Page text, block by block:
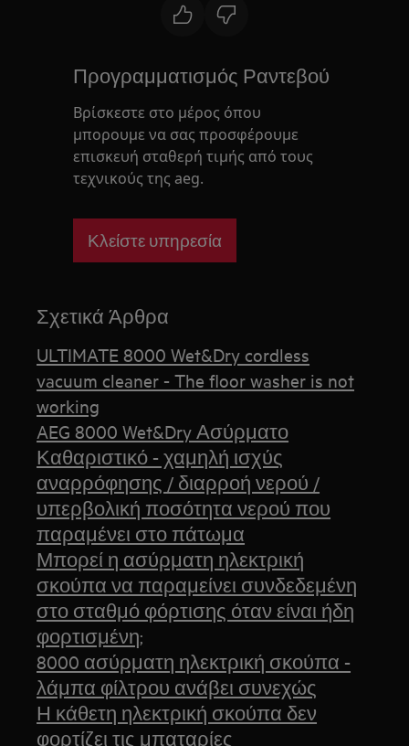
Προγραμματισμός Ραντεβού
Βρίσκεστε στο μέρος όπου
μπορουμε να σας προσφέρουμε
επισκευή σταθερή τιμής από τους
τεχνικούς της aeg.
Κλείστε υπηρεσία
Σχετικά Άρθρα
ULTIMATE 8000 Wet&Dry cordless
vacuum cleaner - The floor washer is not
working
AEG 8000 Wet&Dry Ασύρματο
Καθαριστικό - χαμηλή ισχύς
αναρρόφησης / διαρροή νερού /
υπερβολική ποσότητα νερού που
παραμένει στο πάτωμα
Μπορεί η ασύρματη ηλεκτρική
σκούπα να παραμείνει συνδεδεμένη
στο σταθμό φόρτισης όταν είναι ήδη
φορτισμένη;
8000 ασύρματη ηλεκτρική σκούπα -
λάμπα φίλτρου ανάβει συνεχώς
Η κάθετη ηλεκτρική σκούπα δεν
φορτίζει τις μπαταρίες